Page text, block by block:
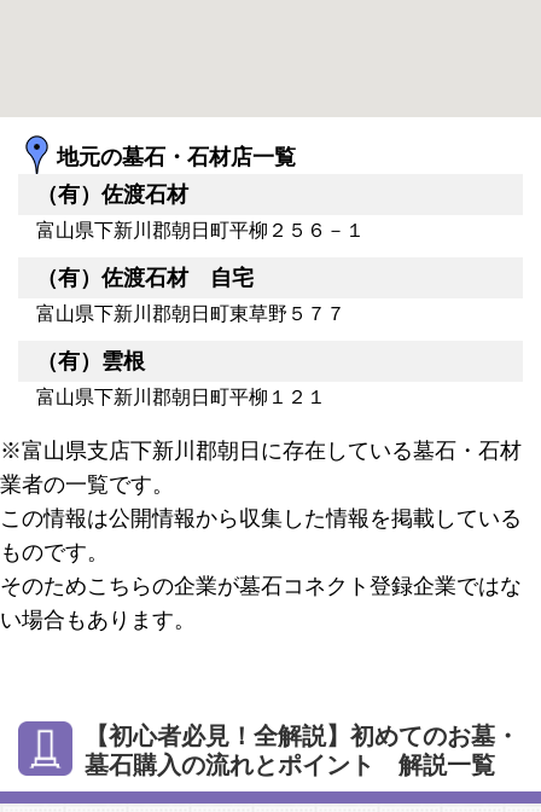
地元の墓石・石材店一覧
（有）佐渡石材
富山県下新川郡朝日町平柳２５６－１
（有）佐渡石材 自宅
富山県下新川郡朝日町東草野５７７
（有）雲根
富山県下新川郡朝日町平柳１２１
※富山県支店下新川郡朝日に存在している墓石・石材
業者の一覧です。
この情報は公開情報から収集した情報を掲載している
ものです。
そのためこちらの企業が墓石コネクト登録企業ではな
い場合もあります。
【初心者必見！全解説】初めてのお墓・
墓石購入の流れとポイント 解説一覧